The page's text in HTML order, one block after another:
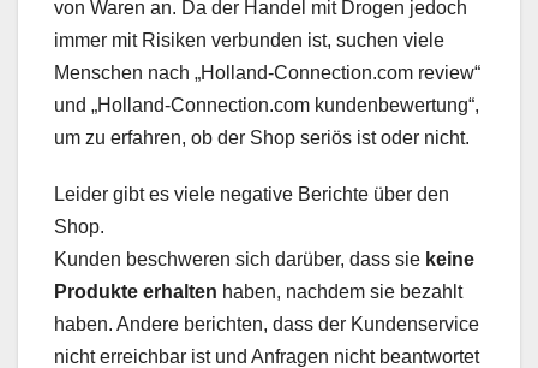
von Waren an. Da der Handel mit Drogen jedoch
immer mit Risiken verbunden ist, suchen viele
Menschen nach „Holland-Connection.com review“
und „Holland-Connection.com kundenbewertung“,
um zu erfahren, ob der Shop seriös ist oder nicht.
Leider gibt es viele negative Berichte über den
Shop.
Kunden beschweren sich darüber, dass sie keine
Produkte erhalten haben, nachdem sie bezahlt
haben. Andere berichten, dass der Kundenservice
nicht erreichbar ist und Anfragen nicht beantwortet